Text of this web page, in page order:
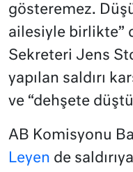
gösteremez.
ailesiyle birlikte”
Sekreteri Jens
yapılan saldırı
ve “dehşete
AB Komisyonu
Leyen de